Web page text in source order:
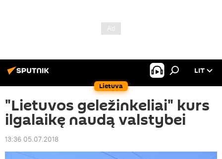
Lietuva
LIT
"Lietuvos geležinkeliai" kurs
ilgalaikę naudą valstybei
13:36 05.07.2018